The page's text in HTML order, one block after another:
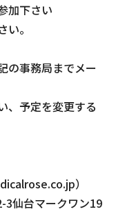
加下さい
。
の事務局までメー
、予定を変更する
）
仙台マークワン19